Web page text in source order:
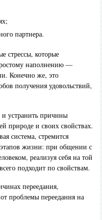
партнера.
стрессы, которые
наполнению —
Конечно же, это
получения удовольствий,
и устранить причины
природе и своих свойствах.
система, стремится
жизни: при общении с
реализуя себя на той
подходит по свойствам.
переедания,
проблемы переедания на